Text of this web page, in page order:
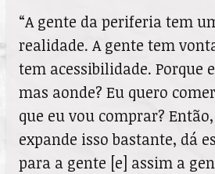
“A gente da periferia tem
realidade. A gente tem
tem acessibilidade. Porque
mas aonde? Eu quero
que eu vou comprar?
expande isso bastante, dá
para a gente [e] assim a